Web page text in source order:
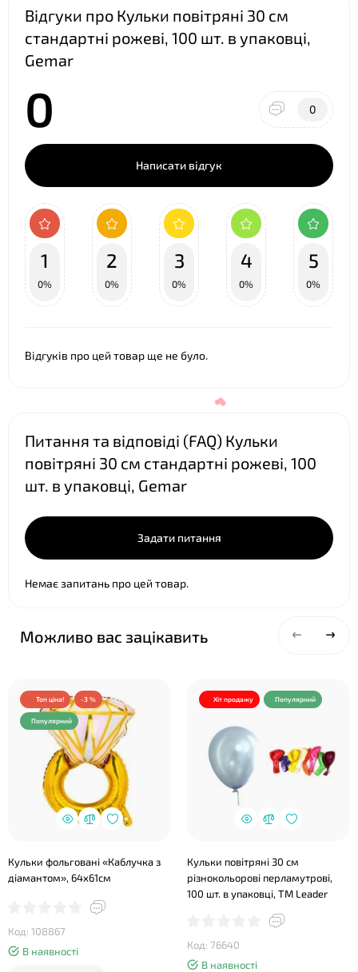
Відгуки про Кульки повітряні 30 см
стандартні рожеві, 100 шт. в упаковці,
Gemar
0 0
Написати відгук
1
0%
2
0%
3
0%
4
0%
5
0%
Відгуків про цей товар ще не було.
Питання та відповіді (FAQ) Кульки
повітряні 30 см стандартні рожеві, 100
шт. в упаковці, Gemar
Задати питання
Немає запитань про цей товар.
Можливо вас зацікавить
Топ ціна! -3 %
Популярний
Кульки фольговані «Каблучка з
діамантом», 64х61см
Код: 108867
В наявності
Хіт продажу Популярний
Кульки повітряні 30 см
різнокольорові перламутрові,
100 шт. в упаковці, ТМ Leader
Код: 76640
В наявності